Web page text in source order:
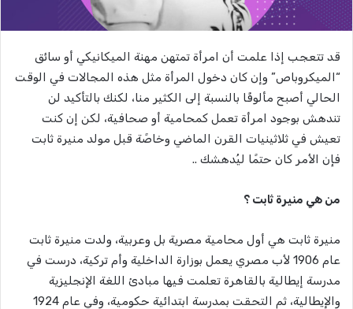
قد تتعجب إذا علمت أن امرأة تمتهن مهنة الميكانيكي أو سائق
“الميكروباص” وإن كان دخول المرأة مثل هذه المجالات في الوقت
الحالي أصبح مألوفًا بالنسبة إلى الكثير منا، لكنك بالتأكيد لن
تندهش بوجود امرأة تعمل كمحامية أو صحافية، لكن إن كنت
تعيش في ثلاثينيات القرن الماضي وخاصًة قبل مولد منيرة ثابت
فإن الأمر كان حتمًا ليُدهشك ..
من هي منيرة ثابت ؟
منيرة ثابت هي أول محامية مصرية بل وعربية، ولدت منيرة ثابت
عام 1906 لأب مصري يعمل بوزارة الداخلية وأم تركية، درست في
مدرسة إيطالية بالقاهرة تعلمت فيها مبادئ اللغة الإنجليزية
والإيطالية، ثم التحقت بمدرسة ابتدائية حكومية، وفي عام 1924